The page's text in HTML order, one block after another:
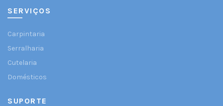
SERVIÇOS
Carpintaria
Serralharia
Cutelaria
Domésticos
SUPORTE